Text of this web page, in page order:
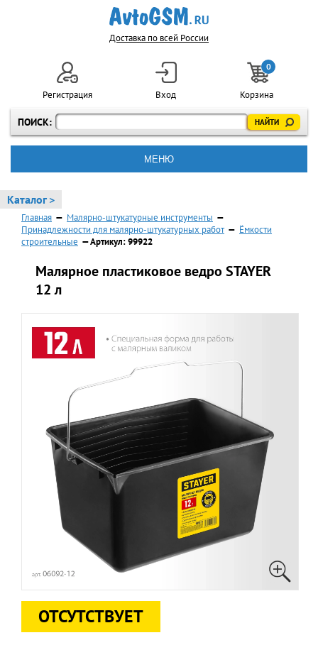
Доставка по всей России
ПОИСК:
Регистрация Вход
0
Корзина
МЕНЮ
Каталог >
Главная — Малярно-штукатурные инструменты —
Принадлежности для малярно-штукатурных работ — Ёмкости
строительные — Артикул: 99922
Малярное пластиковое ведро STAYER
12 л
ОТСУТСТВУЕТ